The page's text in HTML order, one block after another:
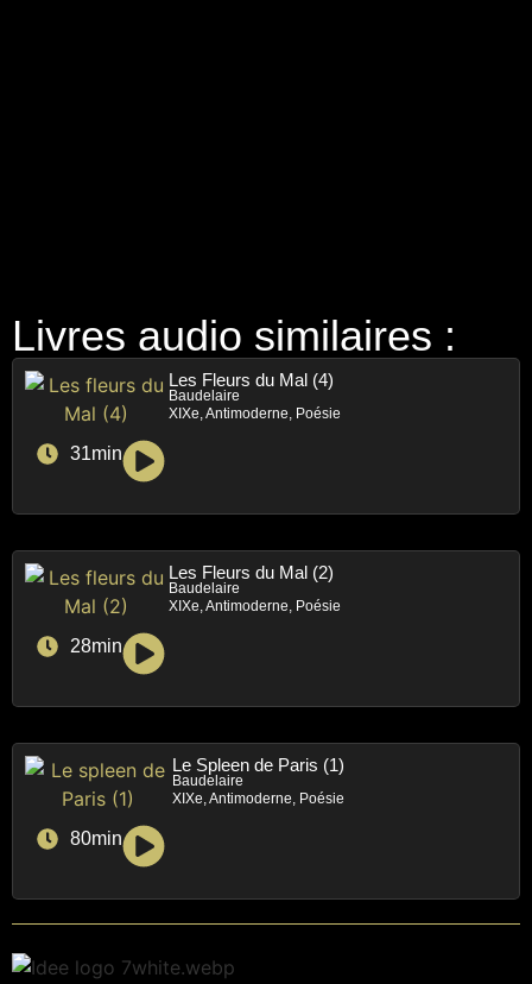
Livres audio similaires :
Les Fleurs du Mal (4)
Baudelaire
XIXe, Antimoderne, Poésie
31min
Les Fleurs du Mal (2)
Baudelaire
XIXe, Antimoderne, Poésie
28min
Le Spleen de Paris (1)
Baudelaire
XIXe, Antimoderne, Poésie
80min